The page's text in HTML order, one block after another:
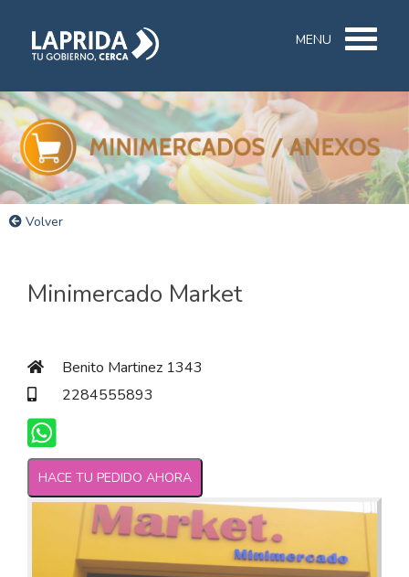
MENU
Volver
Minimercado Market
Benito Martinez 1343
2284555893
HACE TU PEDIDO AHORA